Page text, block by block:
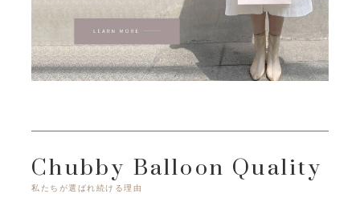
Chubby Balloon Quality
私たちが選ばれ続ける理由